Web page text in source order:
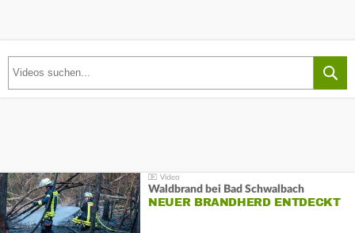
Waldbrand bei Bad Schwalbach
NEUER BRANDHERD ENTDECKT